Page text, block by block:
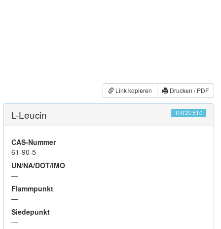
Link kopieren Drucken / PDF
L-Leucin TRGS 510
CAS-Nummer
61-90-5
UN/NA/DOT/IMO
—
Flammpunkt
—
Siedepunkt
—